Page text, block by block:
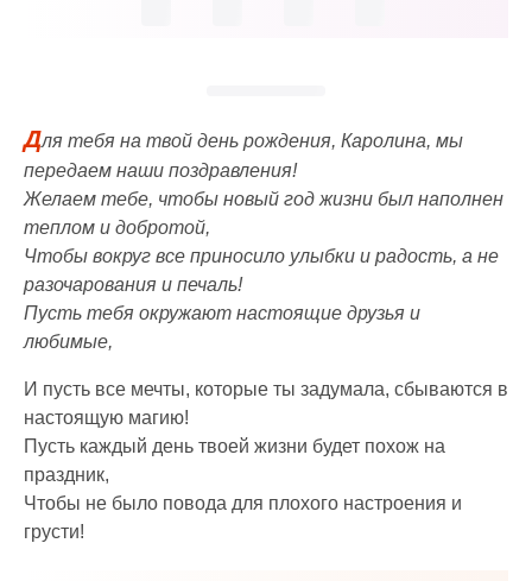
Для тебя на твой день рождения, Каролина, мы
передаем наши поздравления!
Желаем тебе, чтобы новый год жизни был наполнен
теплом и добротой,
Чтобы вокруг все приносило улыбки и радость, а не
разочарования и печаль!
Пусть тебя окружают настоящие друзья и
любимые,
И пусть все мечты, которые ты задумала, сбываются в
настоящую магию!
Пусть каждый день твоей жизни будет похож на
праздник,
Чтобы не было повода для плохого настроения и
грусти!